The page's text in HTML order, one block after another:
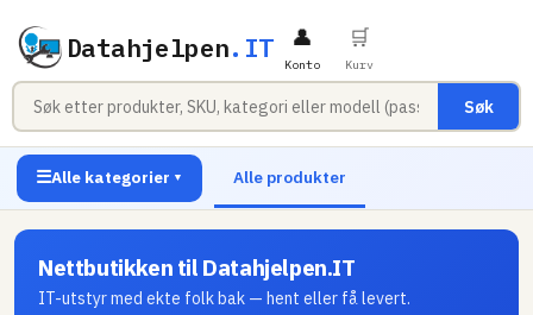
Datahjelpen.IT
Søk
👤
Konto
🛒
Kurv
☰Alle kategorier ▼ Alle produkter
Nettbutikken til Datahjelpen.IT
IT-utstyr med ekte folk bak — hent eller få levert.